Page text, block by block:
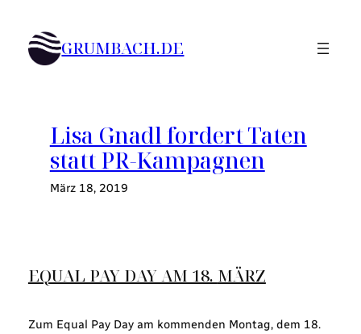
Inhalt
springen GRUMBACH.DE
Lisa Gnadl fordert Taten
statt PR-Kampagnen
März 18, 2019
EQUAL PAY DAY AM 18. MÄRZ
Zum Equal Pay Day am kommenden Montag, dem 18.